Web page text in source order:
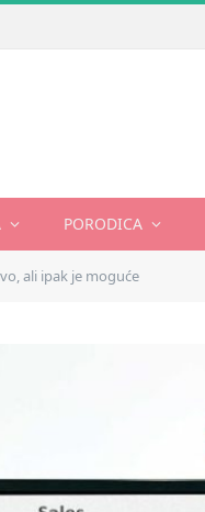
PORODICA
ali ipak je moguće